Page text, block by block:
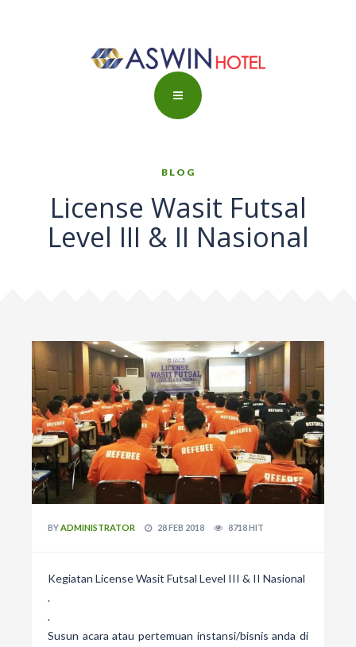
BLOG
License Wasit Futsal
Level III & II Nasional
BYADMINISTRATOR 28 FEB 2018 8718 HIT
Kegiatan License Wasit Futsal Level III & II Nasional
.
.
Susun acara atau pertemuan instansi/bisnis anda di